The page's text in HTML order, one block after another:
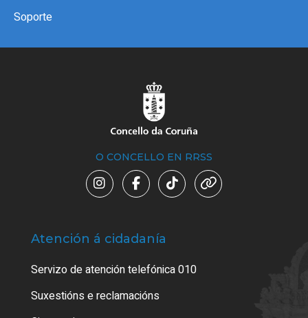
Soporte
O CONCELLO EN RRSS
Atención á cidadanía
Servizo de atención telefónica 010
Suxestións e reclamacións